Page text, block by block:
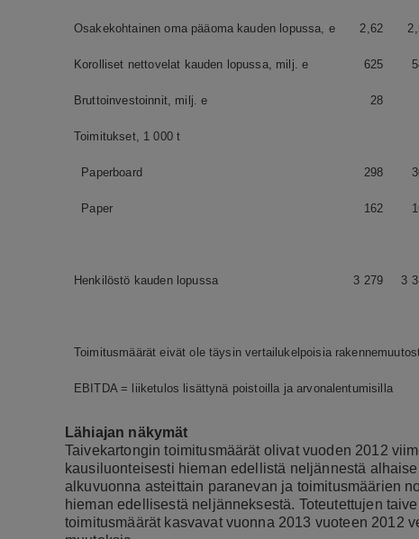
Osakekohtainen oma pääoma kauden lopussa, e 2,62
Korolliset nettovelat kauden lopussa, milj. e 625
Bruttoinvestoinnit, milj. e 28
Toimitukset, 1 000 t
Paperboard 298
Paper 162
Henkilöstö kauden lopussa 3 279 3
Toimitusmäärät eivät ole täysin vertailukelpoisia
EBITDA = liiketulos lisättynä poistoilla ja arvonalentumisilla
Lähiajan näkymät
Taivekartongin toimitusmäärät olivat vuoden 2012
kausiluonteisesti hieman edellistä neljännestä
alkuvuonna asteittain paranevan ja toimitusmäärien
hieman edellisestä neljänneksestä. Toteutettujen
toimitusmäärät kasvavat vuonna 2013 vuoteen 2012